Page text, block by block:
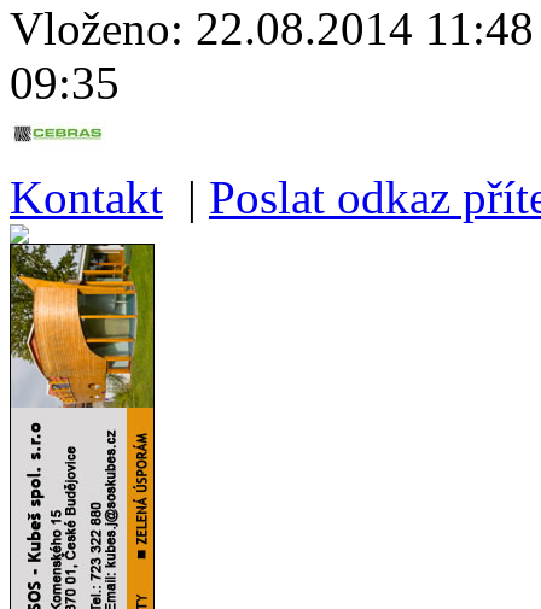
Vloženo: 22.08.2014
09:35
Kontakt | Poslat odkaz